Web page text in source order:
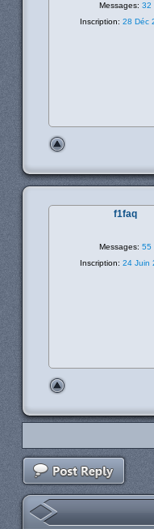
Messages: 32
Inscription: 28 Déc
f1faq
Messages: 55
Inscription: 24 Juin